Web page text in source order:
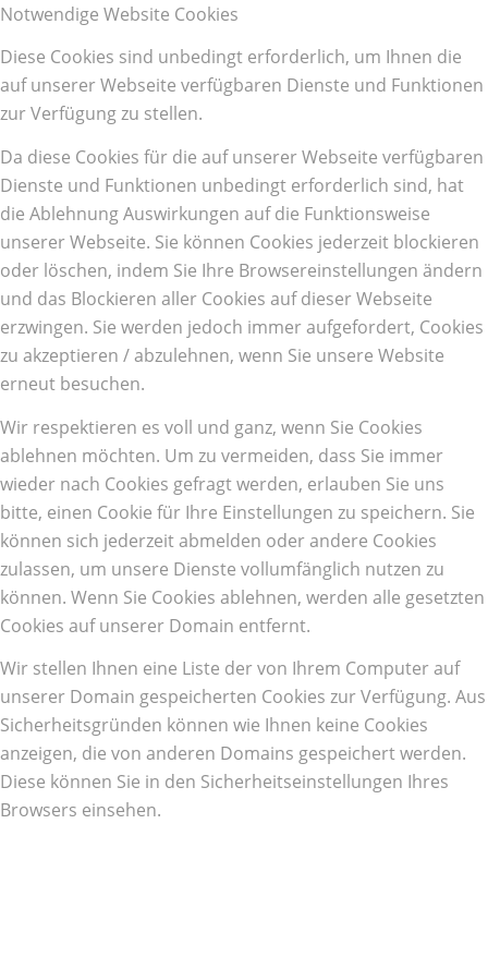
Notwendige Website Cookies
Diese Cookies sind unbedingt erforderlich, um Ihnen die
auf unserer Webseite verfügbaren Dienste und Funktionen
zur Verfügung zu stellen.
Da diese Cookies für die auf unserer Webseite verfügbaren
Dienste und Funktionen unbedingt erforderlich sind, hat
die Ablehnung Auswirkungen auf die Funktionsweise
unserer Webseite. Sie können Cookies jederzeit blockieren
oder löschen, indem Sie Ihre Browsereinstellungen ändern
und das Blockieren aller Cookies auf dieser Webseite
erzwingen. Sie werden jedoch immer aufgefordert, Cookies
zu akzeptieren / abzulehnen, wenn Sie unsere Website
erneut besuchen.
Wir respektieren es voll und ganz, wenn Sie Cookies
ablehnen möchten. Um zu vermeiden, dass Sie immer
wieder nach Cookies gefragt werden, erlauben Sie uns
bitte, einen Cookie für Ihre Einstellungen zu speichern. Sie
können sich jederzeit abmelden oder andere Cookies
zulassen, um unsere Dienste vollumfänglich nutzen zu
können. Wenn Sie Cookies ablehnen, werden alle gesetzten
Cookies auf unserer Domain entfernt.
Wir stellen Ihnen eine Liste der von Ihrem Computer auf
unserer Domain gespeicherten Cookies zur Verfügung. Aus
Sicherheitsgründen können wie Ihnen keine Cookies
anzeigen, die von anderen Domains gespeichert werden.
Diese können Sie in den Sicherheitseinstellungen Ihres
Browsers einsehen.